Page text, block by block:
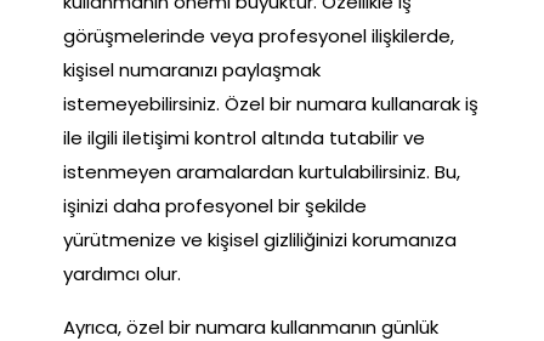
görüşmelerinde veya profesyonel ilişkilerde,
kişisel numaranızı paylaşmak
istemeyebilirsiniz. Özel bir numara kullanarak iş
ile ilgili iletişimi kontrol altında tutabilir ve
istenmeyen aramalardan kurtulabilirsiniz. Bu,
işinizi daha profesyonel bir şekilde
yürütmenize ve kişisel gizliliğinizi korumanıza
yardımcı olur.
Ayrıca, özel bir numara kullanmanın günlük